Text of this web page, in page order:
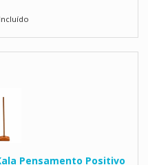
Pensamento Positivo